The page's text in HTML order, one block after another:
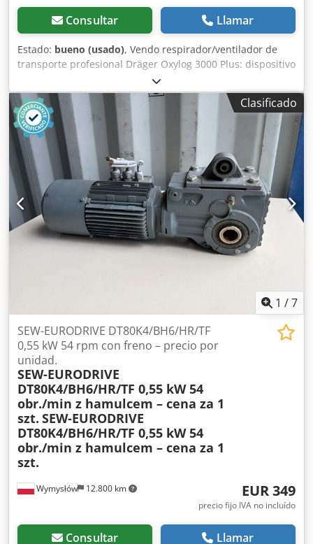
Consultar Llamar
Estado: bueno (usado), Vendo respirador/ventilador de
transporte profesional Dräger Oxylog 3000 Plus: dispositivo
utilizado en servicios de emergencia médica, ambulancias
y centros de atención sanitaria. Estado: el equipo se
enciende y funciona correctamente. La pantalla es legible,
los botones y mandos están operativos. Presenta signos
normales de uso visibles. La carcasa tiene daños
cosméticos localizados que no afectan en absoluto al
funcionamiento ni a la operatividad del dispositivo.
Funciones: ventilación de transporte para adultos y niños;
modos de ventilación compatibles con el modelo Oxylog
3000 Plus; ajuste de parámetros respiratorios; pantalla
clara con alarmas. Equipamiento: respirador Dräger
Oxylog 3000 Plus, bolsa de transporte, cables y conexiones
según se muestra en las fotos. Información adicional:
de transporte de repuesto para ambulancias, hospitales o
unidades técnicas. Cedpjx Tuyxefx Aiierf
Clasificado
1 /7
Wymysłów 12.800 km
SEW-EURODRIVE DT80K4/BH6/HR/TF
0,55 kW 54 rpm con freno – precio por
unidad.
SEW-EURODRIVE
DT80K4/BH6/HR/TF 0,55 kW 54
obr./min z hamulcem – cena za 1
szt. SEW-EURODRIVE
DT80K4/BH6/HR/TF 0,55 kW 54
obr./min z hamulcem – cena za 1
szt.
EUR 349
precio fijo IVA no incluído
Consultar Llamar